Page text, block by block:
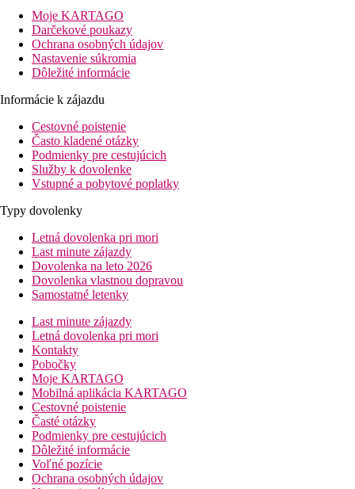
Moje KARTAGO
Darčekové poukazy
Ochrana osobných údajov
Nastavenie súkromia
Dôležité informácie
Informácie k zájazdu
Cestovné poistenie
Často kladené otázky
Podmienky pre cestujúcich
Služby k dovolenke
Vstupné a pobytové poplatky
Typy dovolenky
Letná dovolenka pri mori
Last minute zájazdy
Dovolenka na leto 2026
Dovolenka vlastnou dopravou
Samostatné letenky
Last minute zájazdy
Letná dovolenka pri mori
Kontakty
Pobočky
Moje KARTAGO
Mobilná aplikácia KARTAGO
Cestovné poistenie
Časté otázky
Podmienky pre cestujúcich
Dôležité informácie
Voľné pozície
Ochrana osobných údajov